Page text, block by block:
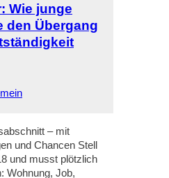
Wie junge
den Übergang
– mit
und Chancen Stell
und musst plötzlich
Wohnung, Job,